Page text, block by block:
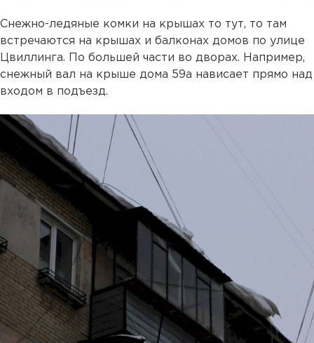
Снежно-ледяные комки на крышах то тут, то там
встречаются на крышах и балконах домов по улице
Цвиллинга. По большей части во дворах. Например,
снежный вал на крыше дома 59а нависает прямо над
входом в подъезд.